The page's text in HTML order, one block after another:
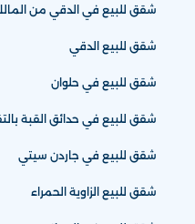
شقق للبيع في الدقي من
شقق للبيع الدقي
شقق للبيع في حلوان
شقق للبيع في حدائق القبة
شقق للبيع في جاردن سيتي
شقق للبيع الزاوية الحمراء